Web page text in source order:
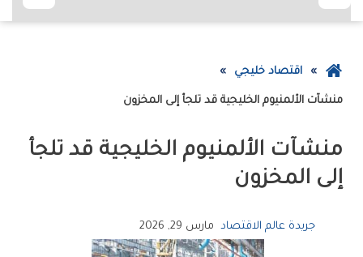
عودة
الرئيسية
اقتصاد خليجي
منشآت‭ ‬الألمنيوم‭ ‬الخليجية‭ ‬قد‭ ‬تلجأ‭ ‬إلى‭ ‬المخزون
‬إلى‭ ‬المخزون
جريدة عالم الاقتصاد مارس 29, 2026